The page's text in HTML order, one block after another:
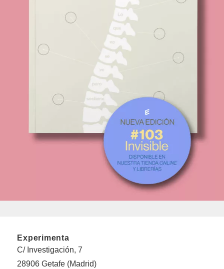
Experimenta
C/ Investigación, 7
28906 Getafe (Madrid)